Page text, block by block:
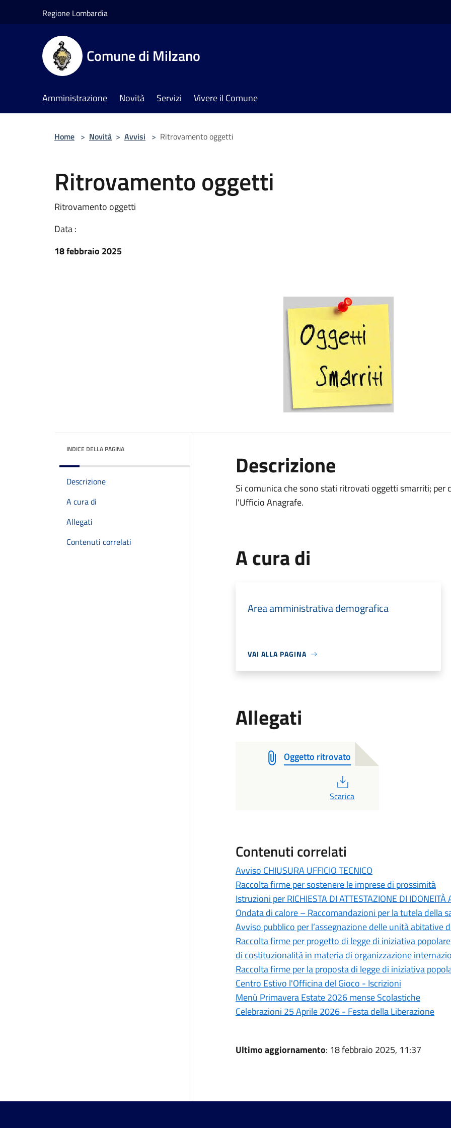
Regione Lombardia
Comune di Milzano
Amministrazione Novità Servizi Vivere il Comune
Home > Novità > Avvisi > Ritrovamento oggetti
Ritrovamento oggetti
Ritrovamento oggetti
Data :
18 febbraio 2025
INDICE DELLA PAGINA
Descrizione
A cura di
Allegati
Contenuti correlati
Descrizione
Si comunica che sono stati ritrovati oggetti smarriti; per
l'Ufficio Anagrafe.
A cura di
Area amministrativa demografica
VAI ALLA PAGINA
Allegati
Oggetto ritrovato
Scarica
Contenuti correlati
Avviso CHIUSURA UFFICIO TECNICO
Raccolta firme per sostenere le imprese di prossimità
Istruzioni per RICHIESTA DI ATTESTAZIONE DI IDONEITÀ
Ondata di calore – Raccomandazioni per la tutela della
Avviso pubblico per l’assegnazione delle unità abitative
Raccolta firme per progetto di legge di iniziativa
di costituzionalità in materia di organizzazione
Raccolta firme per la proposta di legge di iniziativa
Centro Estivo l'Officina del Gioco - Iscrizioni
Menù Primavera Estate 2026 mense Scolastiche
Celebrazioni 25 Aprile 2026 - Festa della Liberazione
Ultimo aggiornamento: 18 febbraio 2025, 11:37